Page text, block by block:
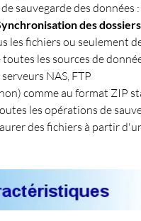
sauvegarde des données :
des dossiers
les fichiers ou seulement
toutes les sources de
NAS, FTP
comme au format ZIP
les opérations de
des fichiers à partir